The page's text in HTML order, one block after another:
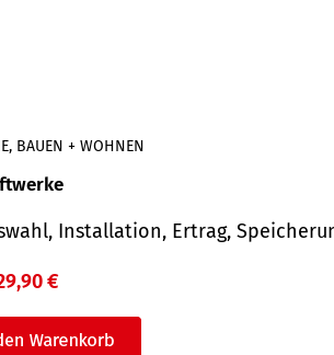
BAUEN + WOHNEN
Installation, Ertrag,
€